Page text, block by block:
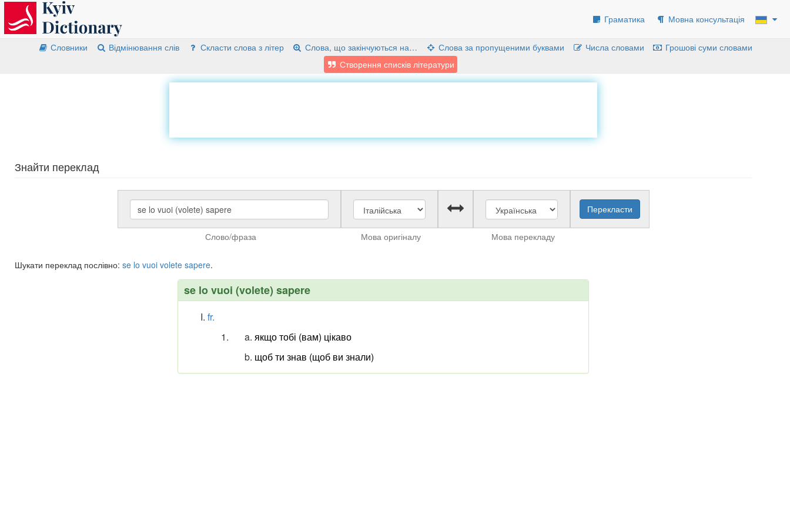
Граматика Мовна консультація
Словники Відмінювання слів Скласти слова з літер Слова, що закінчуються на… Слова за пропущеними буквами Числа словами
Грошові суми словами
Створення списків літератури
Знайти переклад
Слово/фраза Мова оригіналу Мова перекладу
Шукати переклад послівно: se lo vuoi volete sapere.
se lo vuoi (volete) sapere
fr.
якщо тобі (вам) цікаво
щоб ти знав (щоб ви знали)